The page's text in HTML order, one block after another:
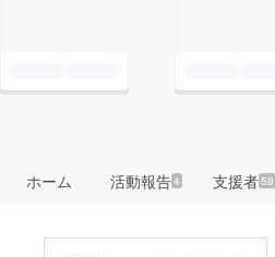
ホーム 活動報告4 支援者58